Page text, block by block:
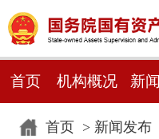
首页 机构概况 新
首页> 新闻发布